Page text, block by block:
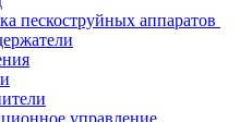
пескоструйных аппаратов
управление